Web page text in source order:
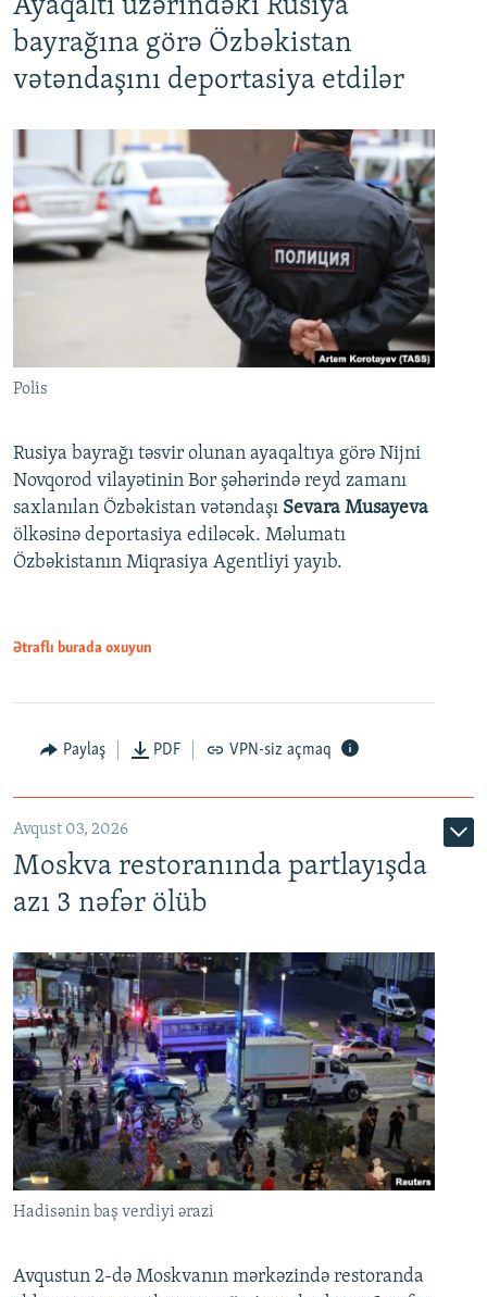
Ayaqaltı üzərindəki Rusiya
bayrağına görə Özbəkistan
vətəndaşını deportasiya etdilər
Polis
Rusiya bayrağı təsvir olunan ayaqaltıya görə Nijni
Novqorod vilayətinin Bor şəhərində reyd zamanı
saxlanılan Özbəkistan vətəndaşı Sevara Musayeva
ölkəsinə deportasiya ediləcək. Məlumatı
Özbəkistanın Miqrasiya Agentliyi yayıb.
Ətraflı burada oxuyun
Paylaş PDF VPN-siz açmaq
Avqust 03, 2026
Moskva restoranında partlayışda
azı 3 nəfər ölüb
Hadisənin baş verdiyi ərazi
Avqustun 2-də Moskvanın mərkəzində restoranda